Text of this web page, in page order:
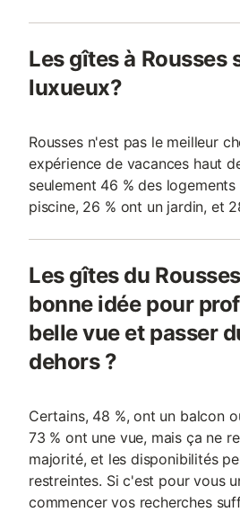
Les gîtes à Rousses
luxueux?
Rousses n'est pas le meilleur
expérience de vacances haut
seulement 46 % des
piscine, 26 % ont un jardin, et
Les gîtes du
bonne idée pour
belle vue et passer
dehors ?
Certains, 48 %, ont un balcon
73 % ont une vue, mais ça ne
majorité, et les disponibilités
restreintes. Si c'est pour vous
commencer vos recherches